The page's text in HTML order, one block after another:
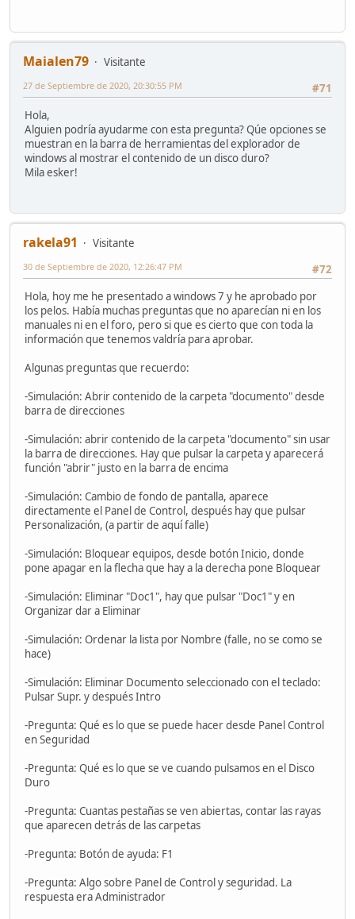
Maialen79
Visitante
#71
27 de Septiembre de 2020, 20:30:55 PM
Hola,
Alguien podría ayudarme con esta pregunta? Qúe opciones se
muestran en la barra de herramientas del explorador de
windows al mostrar el contenido de un disco duro?
Mila esker!
rakela91
Visitante
#72
30 de Septiembre de 2020, 12:26:47 PM
Hola, hoy me he presentado a windows 7 y he aprobado por
los pelos. Había muchas preguntas que no aparecían ni en los
manuales ni en el foro, pero si que es cierto que con toda la
información que tenemos valdría para aprobar.
Algunas preguntas que recuerdo:
-Simulación: Abrir contenido de la carpeta "documento" desde
barra de direcciones
-Simulación: abrir contenido de la carpeta "documento" sin usar
la barra de direcciones. Hay que pulsar la carpeta y aparecerá
función "abrir" justo en la barra de encima
-Simulación: Cambio de fondo de pantalla, aparece
directamente el Panel de Control, después hay que pulsar
Personalización, (a partir de aquí falle)
-Simulación: Bloquear equipos, desde botón Inicio, donde
pone apagar en la flecha que hay a la derecha pone Bloquear
-Simulación: Eliminar "Doc1", hay que pulsar "Doc1" y en
Organizar dar a Eliminar
-Simulación: Ordenar la lista por Nombre (falle, no se como se
hace)
-Simulación: Eliminar Documento seleccionado con el teclado:
Pulsar Supr. y después Intro
-Pregunta: Qué es lo que se puede hacer desde Panel Control
en Seguridad
-Pregunta: Qué es lo que se ve cuando pulsamos en el Disco
Duro
-Pregunta: Cuantas pestañas se ven abiertas, contar las rayas
que aparecen detrás de las carpetas
-Pregunta: Botón de ayuda: F1
-Pregunta: Algo sobre Panel de Control y seguridad. La
respuesta era Administrador